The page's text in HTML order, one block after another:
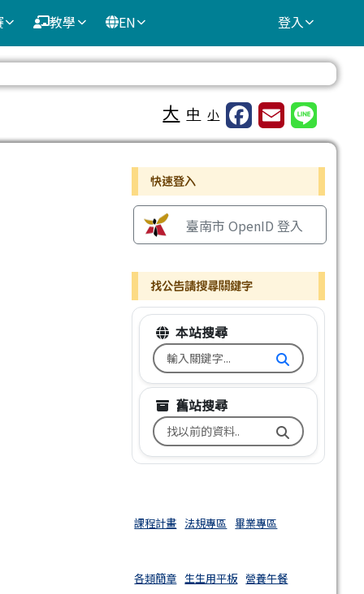
教學 EN 登入
大 中 小
右邊區域內容
快速登入
臺南市 OpenID 登入
找公告請搜尋關鍵字
本站搜尋
搜尋台南市文元國小全球資訊網
舊站搜尋
搜尋台南市文元國小舊校網關鍵
課程計畫 法規專區 畢業專區
各類簡章 生生用平板 營養午餐